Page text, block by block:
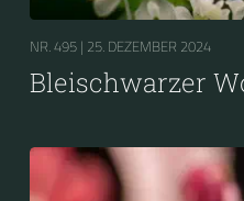
NR. 495 | 25. DEZEMBER 2024
Bleischwarzer